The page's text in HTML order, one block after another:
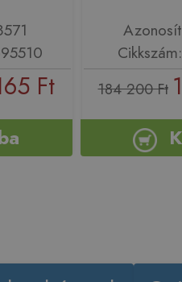
Ft 184 200 Ft